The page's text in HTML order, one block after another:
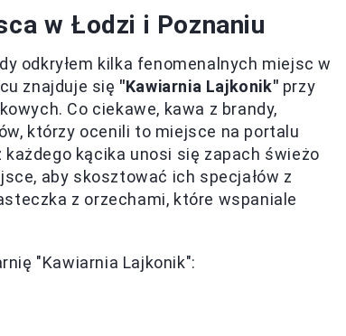
w Łodzi i Poznaniu
odkryłem kilka fenomenalnych miejsc w
znajduje się "Kawiarnia Lajkonik" przy
Co ciekawe, kawa z brandy,
którzy ocenili to miejsce na portalu
kącika unosi się zapach świeżo
aby skosztować ich specjałów z
z orzechami, które wspaniale
"Kawiarnia Lajkonik":